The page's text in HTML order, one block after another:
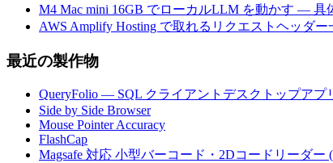
M4 Mac mini 16GB でローカルLLM を動かす — 具
AWS Amplify Hosting で取れるリクエストヘッダ
最近の製作物
QueryFolio — SQL クライアントデスクトップアプ
Side by Side Browser
Mouse Pointer Accuracy
FlashCap
Magsafe 対応 小型バーコード・2Dコードリーダー